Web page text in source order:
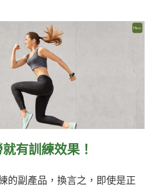
有訓練效果！
的副產品，換言之，即使是正